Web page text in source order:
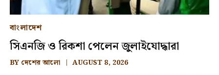
বাংলাদেশ
সিএনজি ও রিকশা পেলেন জুলাইযোদ্ধারা
BY দেশের আলো AUGUST 8, 2026